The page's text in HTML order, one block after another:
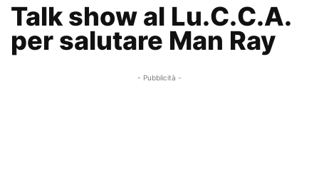
Talk show al Lu.C.C.A.
per salutare Man Ray
- Pubblicità -